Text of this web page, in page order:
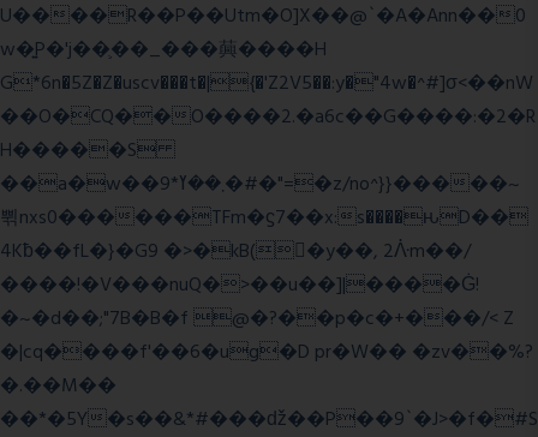
U����R��P��Utm�O]X��@`�A�Ann��0
w�͍P�'j��֛��_���䕟����H
G*6n�5Z�Z�uscv���t�|{�'Z2V5��:y�"4w�^#]σ<��nW
��O�CQ��O����2.�a6c��G����:�2�R
H�����S
��a�w��9*܂��ߌ�#�"=�z/no^}}�����~
쀢nxs0������TFm�ϛ7��x:s����ԋD��
4Kƀ��fL�}�G9 �>�kB(�ِy��, 2ᐿm��/
����!�V���nuQ�>��u��]|����Ġ!
�~�d��;"7B�B�f @�?��p�c�+���/< Z
�|cq����f'��6�ug�D pr�W�� �zv��%?
�.��M��
��*�5Y�s��&*#���ǆ��P��9`�J>�f�#S